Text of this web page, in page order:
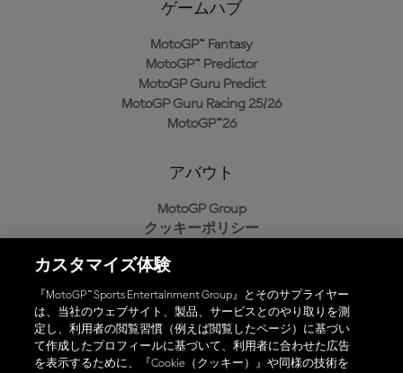
ゲームハブ
MotoGP™ Fantasy
MotoGP™ Predictor
MotoGP Guru Predict
MotoGP Guru Racing 25/26
MotoGP™26
アバウト
MotoGP Group
クッキーポリシー
プライバシーポリシー
購入ポリシー
オフィシャルアプリ
カスタマイズ体験
『MotoGP™ Sports Entertainment Group』とそのサプライヤー
は、当社のウェブサイト、製品、サービスとのやり取りを測
定し、利用者の閲覧習慣（例えば閲覧したページ）に基づい
て作成したプロフィールに基づいて、利用者に合わせた広告
を表示するために、『Cookie（クッキー）』や同様の技術を